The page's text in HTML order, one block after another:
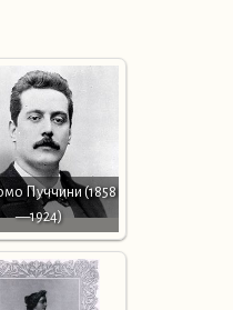
Пуччини (1858
—1924)